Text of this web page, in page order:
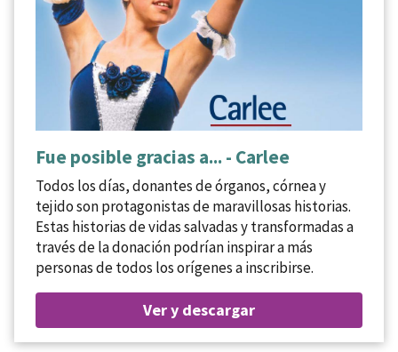
Fue posible gracias a... - Carlee
Todos los días, donantes de órganos, córnea y
tejido son protagonistas de maravillosas historias.
Estas historias de vidas salvadas y transformadas a
través de la donación podrían inspirar a más
personas de todos los orígenes a inscribirse.
Ver y descargar